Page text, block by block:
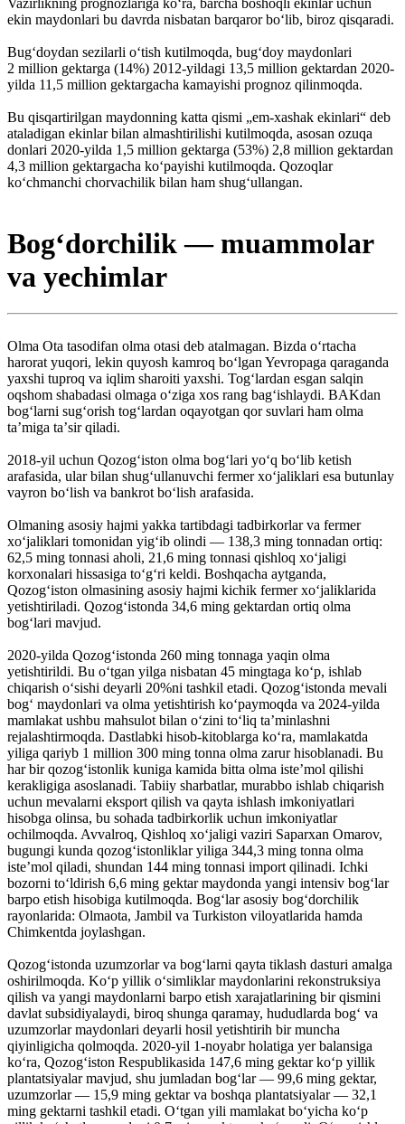
Vazirlikning prognozlariga koʻra, barcha boshoqli ekinlar uchun
ekin maydonlari bu davrda nisbatan barqaror boʻlib, biroz qisqaradi.
Bugʻdoydan sezilarli oʻtish kutilmoqda, bugʻdoy maydonlari
2 million gektarga (14%) 2012-yildagi 13,5 million gektardan 2020-
yilda 11,5 million gektargacha kamayishi prognoz qilinmoqda.
Bu qisqartirilgan maydonning katta qismi „em-xashak ekinlari“ deb
ataladigan ekinlar bilan almashtirilishi kutilmoqda, asosan ozuqa
donlari 2020-yilda 1,5 million gektarga (53%) 2,8 million gektardan
4,3 million gektargacha koʻpayishi kutilmoqda. Qozoqlar
koʻchmanchi chorvachilik bilan ham shugʻullangan.
Bogʻdorchilik — muammolar
va yechimlar
Olma Ota tasodifan olma otasi deb atalmagan. Bizda oʻrtacha
harorat yuqori, lekin quyosh kamroq boʻlgan Yevropaga qaraganda
yaxshi tuproq va iqlim sharoiti yaxshi. Togʻlardan esgan salqin
oqshom shabadasi olmaga oʻziga xos rang bagʻishlaydi. BAKdan
bogʻlarni sugʻorish togʻlardan oqayotgan qor suvlari ham olma
taʼmiga taʼsir qiladi.
2018-yil uchun Qozogʻiston olma bogʻlari yoʻq boʻlib ketish
arafasida, ular bilan shugʻullanuvchi fermer xoʻjaliklari esa butunlay
vayron boʻlish va bankrot boʻlish arafasida.
Olmaning asosiy hajmi yakka tartibdagi tadbirkorlar va fermer
xoʻjaliklari tomonidan yigʻib olindi — 138,3 ming tonnadan ortiq:
62,5 ming tonnasi aholi, 21,6 ming tonnasi qishloq xoʻjaligi
korxonalari hissasiga toʻgʻri keldi. Boshqacha aytganda,
Qozogʻiston olmasining asosiy hajmi kichik fermer xoʻjaliklarida
yetishtiriladi. Qozogʻistonda 34,6 ming gektardan ortiq olma
bogʻlari mavjud.
2020-yilda Qozogʻistonda 260 ming tonnaga yaqin olma
yetishtirildi. Bu oʻtgan yilga nisbatan 45 mingtaga koʻp, ishlab
chiqarish oʻsishi deyarli 20%ni tashkil etadi. Qozogʻistonda mevali
bogʻ maydonlari va olma yetishtirish koʻpaymoqda va 2024-yilda
mamlakat ushbu mahsulot bilan oʻzini toʻliq taʼminlashni
rejalashtirmoqda. Dastlabki hisob-kitoblarga koʻra, mamlakatda
yiliga qariyb 1 million 300 ming tonna olma zarur hisoblanadi. Bu
har bir qozogʻistonlik kuniga kamida bitta olma isteʼmol qilishi
kerakligiga asoslanadi. Tabiiy sharbatlar, murabbo ishlab chiqarish
uchun mevalarni eksport qilish va qayta ishlash imkoniyatlari
hisobga olinsa, bu sohada tadbirkorlik uchun imkoniyatlar
ochilmoqda. Avvalroq, Qishloq xoʻjaligi vaziri Saparxan Omarov,
bugungi kunda qozogʻistonliklar yiliga 344,3 ming tonna olma
isteʼmol qiladi, shundan 144 ming tonnasi import qilinadi. Ichki
bozorni toʻldirish 6,6 ming gektar maydonda yangi intensiv bogʻlar
barpo etish hisobiga kutilmoqda. Bogʻlar asosiy bogʻdorchilik
rayonlarida: Olmaota, Jambil va Turkiston viloyatlarida hamda
Chimkentda joylashgan.
Qozogʻistonda uzumzorlar va bogʻlarni qayta tiklash dasturi amalga
oshirilmoqda. Koʻp yillik oʻsimliklar maydonlarini rekonstruksiya
qilish va yangi maydonlarni barpo etish xarajatlarining bir qismini
davlat subsidiyalaydi, biroq shunga qaramay, hududlarda bogʻ va
uzumzorlar maydonlari deyarli hosil yetishtirih bir muncha
qiyinligicha qolmoqda. 2020-yil 1-noyabr holatiga yer balansiga
koʻra, Qozogʻiston Respublikasida 147,6 ming gektar koʻp yillik
plantatsiyalar mavjud, shu jumladan bogʻlar — 99,6 ming gektar,
uzumzorlar — 15,9 ming gektar va boshqa plantatsiyalar — 32,1
ming gektarni tashkil etadi. Oʻtgan yili mamlakat boʻyicha koʻp